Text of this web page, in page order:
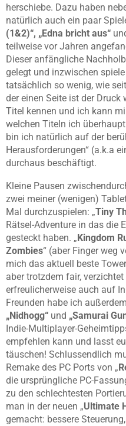
herschiebe. Dazu haben
natürlich auch ein paar
(1&2)“, „Edna bricht aus“
teilweise vor Jahren
Dieser anfängliche
gelegt und inzwischen
tatsächlich so wenig, wie
der einen Seite ist der Druck
Titel kennen und ich kann
welchen Titeln ich
bin ich natürlich auf der
Herausforderungen“ (a.k.a
durchaus beschäftigt.
Kleine Pausen
zwei meiner (wenigen)
Mal durchzuspielen: „Tiny
Rätsel-Adventure in das die
gesteckt haben. „ Kingdom
Zombies“ (aber Finger weg
mich das aktuell beste
aber trotzdem fair, verzichtet
erfreulicherweise auch auf
Freunden habe ich
„Nidhogg“ und „Samurai
Indie-Multiplayer-
empfehlen kann und lasst
täuschen! Schlussendlich
Remake des PC Ports von „
die ursprüngliche PC-
zu den schlechtesten
man in der neuen „Ultimate
gemacht: bessere